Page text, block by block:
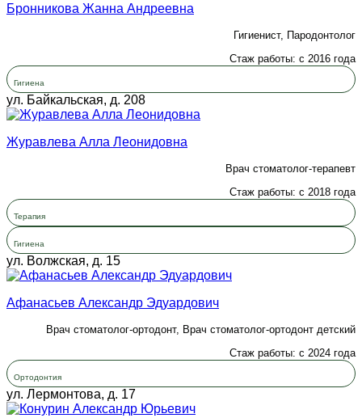
Бронникова Жанна Андреевна
Гигиенист, Пародонтолог
Стаж работы: с 2016 года
Гигиена
ул. Байкальская, д. 208
Журавлева Алла Леонидовна
Врач стоматолог-терапевт
Стаж работы: с 2018 года
Терапия
Гигиена
ул. Волжская, д. 15
Афанасьев Александр Эдуардович
Врач стоматолог-ортодонт, Врач стоматолог-ортодонт детский
Стаж работы: с 2024 года
Ортодонтия
ул. Лермонтова, д. 17